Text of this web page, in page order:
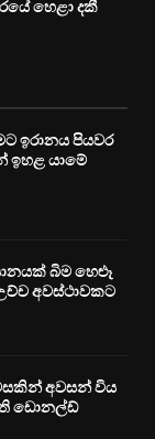
හෙළා දකී
ඉරානය පියවර
ඉහළ යාමේ
බිම හෙළූ
අවස්ථාවකට
අවසන් විය
ඩොනල්ඩ්